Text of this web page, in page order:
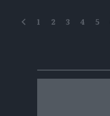
precedente
1 2 3 4 5